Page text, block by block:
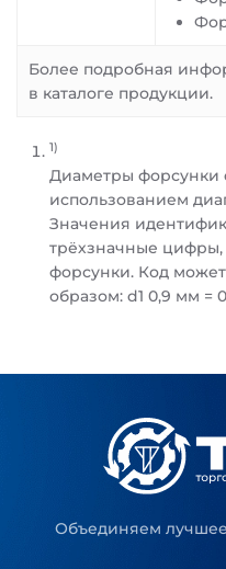
Более подробная
в каталоге продукции.
1)
Диаметры форсунки
использованием
Значения
трёхзначные
форсунки. Код
образом: d1 0,9 мм =
Объединяем